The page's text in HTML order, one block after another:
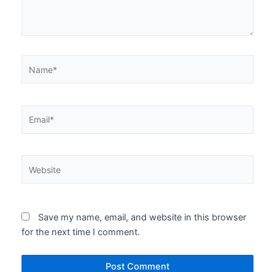
Save my name, email, and website in this browser
for the next time I comment.